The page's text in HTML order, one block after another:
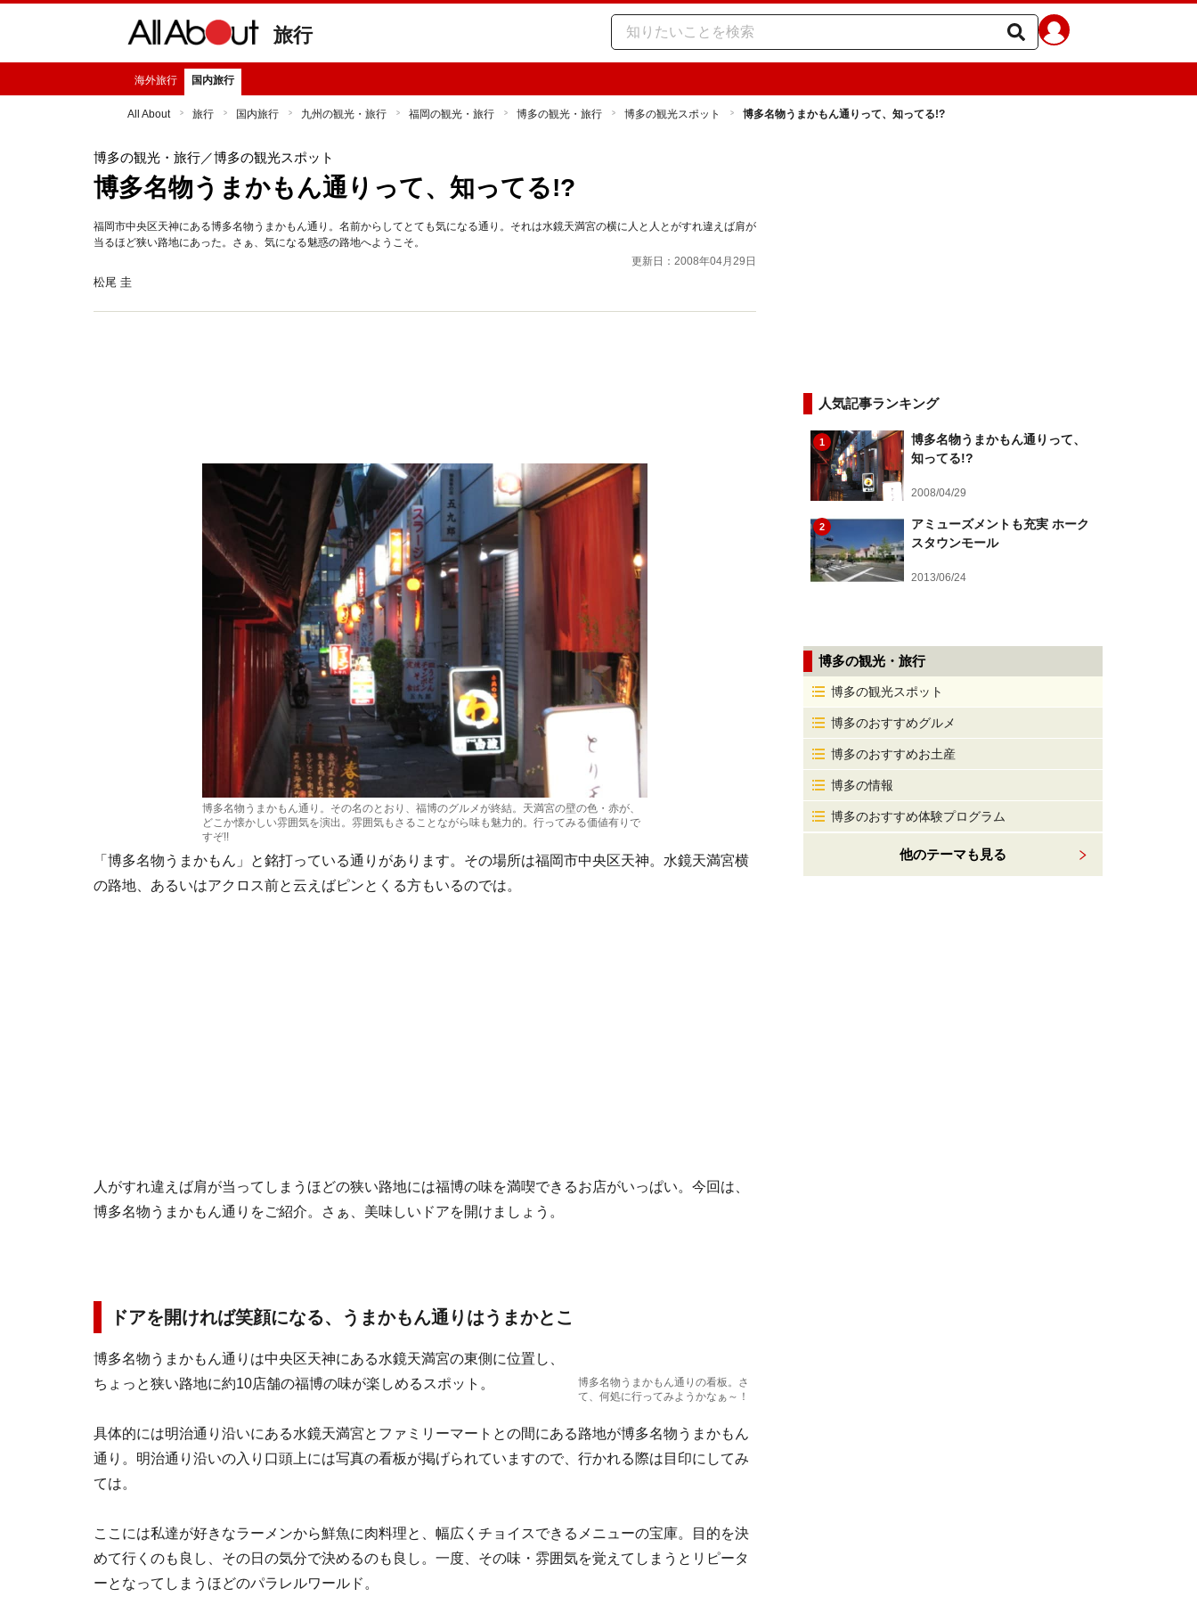
旅行
海外旅行 国内旅行
All About 旅行 国内旅行 九州の観光・旅行 福岡の観光・旅行 博多の観光・旅行 博多の観光スポット 博多名物うまかもん通りって、知ってる!?
博多の観光・旅行／博多の観光スポット
博多名物うまかもん通りって、知ってる!?
福岡市中央区天神にある博多名物うまかもん通り。名前からしてとても気になる通り。それは水鏡天満宮の横に人と人とがすれ違えば肩が
当るほど狭い路地にあった。さぁ、気になる魅惑の路地へようこそ。
更新日：2008年04月29日
松尾 圭
博多名物うまかもん通り。その名のとおり、福博のグルメが終結。天満宮の壁の色・赤が、
どこか懐かしい雰囲気を演出。雰囲気もさることながら味も魅力的。行ってみる価値有りで
すぞ!!
「博多名物うまかもん」と銘打っている通りがあります。その場所は福岡市中央区天神。水鏡天満宮横
の路地、あるいはアクロス前と云えばピンとくる方もいるのでは。
人がすれ違えば肩が当ってしまうほどの狭い路地には福博の味を満喫できるお店がいっぱい。今回は、
博多名物うまかもん通りをご紹介。さぁ、美味しいドアを開けましょう。
ドアを開ければ笑顔になる、うまかもん通りはうまかとこ
博多名物うまかもん通りの看板。さ
て、何処に行ってみようかなぁ～！
博多名物うまかもん通りは中央区天神にある水鏡天満宮の東側に位置し、
ちょっと狭い路地に約10店舗の福博の味が楽しめるスポット。
具体的には明治通り沿いにある水鏡天満宮とファミリーマートとの間にある路地が博多名物うまかもん
通り。明治通り沿いの入り口頭上には写真の看板が掲げられていますので、行かれる際は目印にしてみ
ては。
ここには私達が好きなラーメンから鮮魚に肉料理と、幅広くチョイスできるメニューの宝庫。目的を決
めて行くのも良し、その日の気分で決めるのも良し。一度、その味・雰囲気を覚えてしまうとリピータ
ーとなってしまうほどのパラレルワールド。
人気記事ランキング
1
博多名物うまかもん通りって、
知ってる!?
2008/04/29
2
アミューズメントも充実 ホーク
スタウンモール
2013/06/24
博多の観光・旅行
博多の観光スポット
博多のおすすめグルメ
博多のおすすめお土産
博多の情報
博多のおすすめ体験プログラム
他のテーマも見る